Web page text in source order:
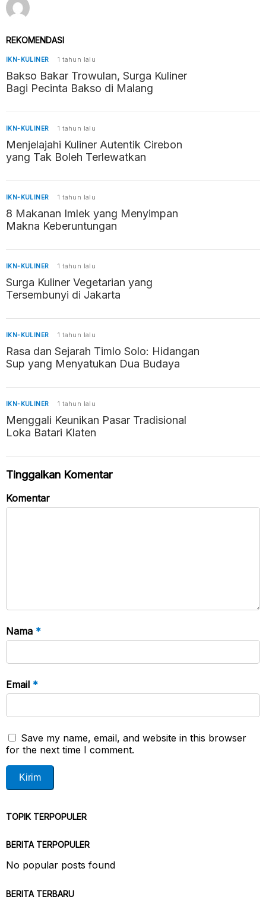
REKOMENDASI
IKN-KULINER 1 tahun lalu
Bakso Bakar Trowulan, Surga Kuliner
Bagi Pecinta Bakso di Malang
IKN-KULINER 1 tahun lalu
Menjelajahi Kuliner Autentik Cirebon
yang Tak Boleh Terlewatkan
IKN-KULINER 1 tahun lalu
8 Makanan Imlek yang Menyimpan
Makna Keberuntungan
IKN-KULINER 1 tahun lalu
Surga Kuliner Vegetarian yang
Tersembunyi di Jakarta
IKN-KULINER 1 tahun lalu
Rasa dan Sejarah Timlo Solo: Hidangan
Sup yang Menyatukan Dua Budaya
IKN-KULINER 1 tahun lalu
Menggali Keunikan Pasar Tradisional
Loka Batari Klaten
Tinggalkan Komentar
Komentar
Nama *
Email *
Save my name, email, and website in this browser
for the next time I comment.
TOPIK TERPOPULER
BERITA TERPOPULER
No popular posts found
BERITA TERBARU